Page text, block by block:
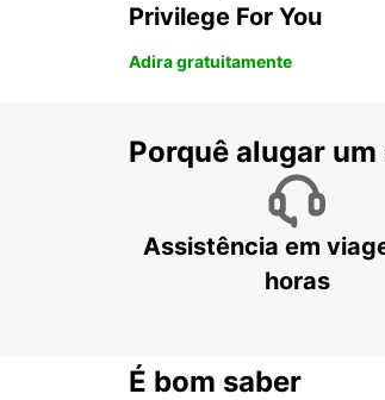
Privilege For You
Adira gratuitamente
Porquê alugar
Assistência em
horas
É bom saber